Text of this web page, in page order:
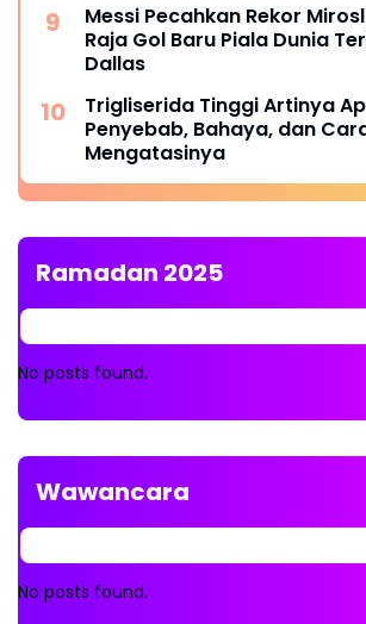
Messi Pecahkan Rekor
Raja Gol Baru Piala Dunia
Dallas
Trigliserida Tinggi Artinya
Penyebab, Bahaya, dan
Mengatasinya
Ramadan 2025
No posts found.
Wawancara
No posts found.